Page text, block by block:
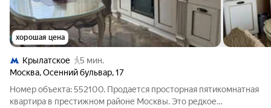
хорошая цена
Крылатское
5 мин.
Москва,Осенний бульвар,17
Номер объекта: 552100. Продается просторная пятикомнатная
квартира в престижном районе Москвы. Это редкое